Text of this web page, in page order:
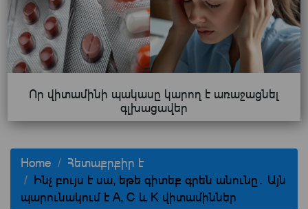
Որ վիտամինի պակասը կարող է առաջացնել
գլխացավեր
Home
Հետաքրքիր է
Ինչ բույս է սա, եթե գիտեք գրեն անունը․ Այն
պարունակում է A, C և K վիտամիններ